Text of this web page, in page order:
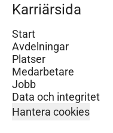
Karriärsida
Start
Avdelningar
Platser
Medarbetare
Jobb
Data och integritet
Hantera cookies